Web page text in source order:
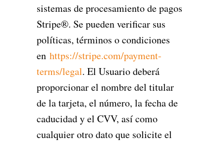
sistemas de procesamiento de pagos
Stripe®. Se pueden verificar sus
políticas, términos o condiciones
en https://stripe.com/payment-
terms/legal. El Usuario deberá
proporcionar el nombre del titular
de la tarjeta, el número, la fecha de
caducidad y el CVV, así como
cualquier otro dato que solicite el